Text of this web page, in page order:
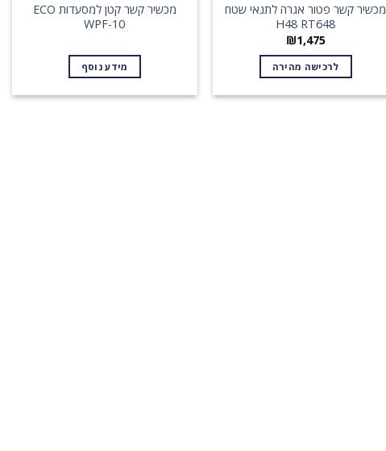
מכשיר קשר פטור אגרה לתנאי שטח
H48 RT648
₪1,475
לרכישה מהירה
מכשיר קשר קטן למסעדות ECO
WPF-10
מידע נוסף